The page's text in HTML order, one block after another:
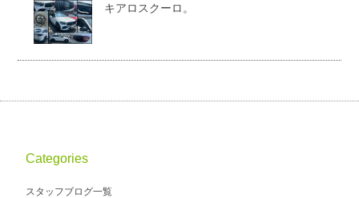
リクルート
キアロスクーロ。
Categories
スタッフブログ一覧